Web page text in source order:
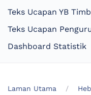
Teks Ucapan YB
Teks Ucapan
Dashboard Statistik
Laman Utama